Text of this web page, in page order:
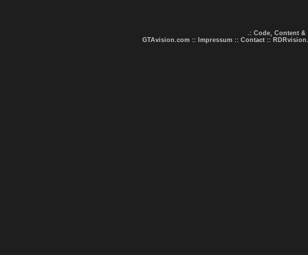
.: Code, Content &
GTAvision.com :: Impressum :: Contact ::